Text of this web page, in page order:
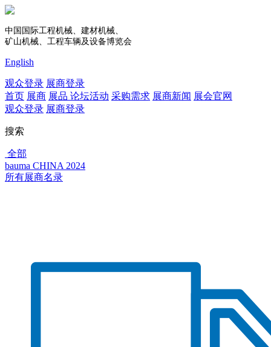
中国国际工程机械、建材机械、
矿山机械、工程车辆及设备博览会
English
观众登录 展商登录
首页 展商 展品 论坛活动 采购需求 展商新闻 展会官网
观众登录 展商登录
搜索
全部
bauma CHINA 2024
所有展商名录